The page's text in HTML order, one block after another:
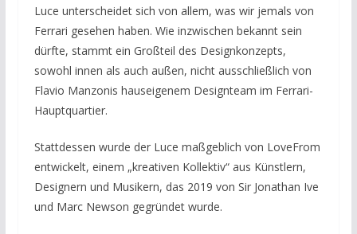
Luce unterscheidet sich von allem, was wir jemals von
Ferrari gesehen haben. Wie inzwischen bekannt sein
dürfte, stammt ein Großteil des Designkonzepts,
sowohl innen als auch außen, nicht ausschließlich von
Flavio Manzonis hauseigenem Designteam im Ferrari-
Hauptquartier.
Stattdessen wurde der Luce maßgeblich von LoveFrom
entwickelt, einem „kreativen Kollektiv“ aus Künstlern,
Designern und Musikern, das 2019 von Sir Jonathan Ive
und Marc Newson gegründet wurde.